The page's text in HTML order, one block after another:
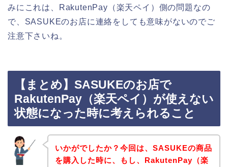
みにこれは、RakutenPay（楽天ペイ）側の問題なの
で、SASUKEのお店に連絡をしても意味がないのでご
注意下さいね。
【まとめ】SASUKEのお店で
RakutenPay（楽天ペイ）が使えない
状態になった時に考えられること
いかがでしたか？今回は、SASUKEの商品
を購入した時に、もし、RakutenPay（楽